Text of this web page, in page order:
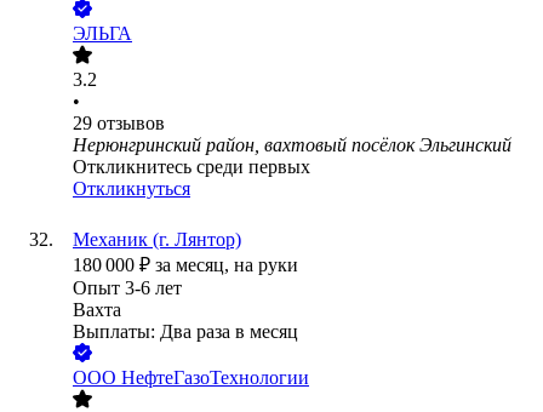
ЭЛЬГА
3.2
•
29 отзывов
Нерюнгринский район, вахтовый посёлок Эльгинский
Откликнитесь среди первых
Откликнуться
Механик (г. Лянтор)
180 000 ₽ за месяц, на руки
Опыт 3-6 лет
Вахта
Выплаты: Два раза в месяц
ООО НефтеГазоТехнологии